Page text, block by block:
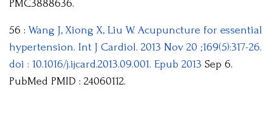
PMC3888636.
56 : Wang J, Xiong X, Liu W. Acupuncture for essential
hypertension. Int J Cardiol. 2013 Nov 20 ;169(5):317-26.
doi : 10.1016/j.ijcard.2013.09.001. Epub 2013 Sep 6.
PubMed PMID : 24060112.